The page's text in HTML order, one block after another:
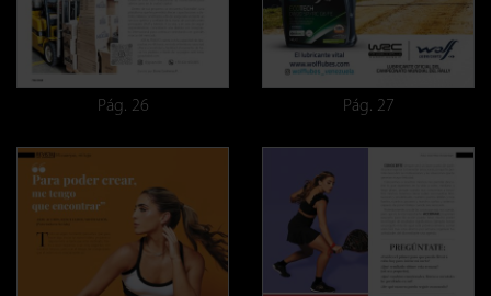
Pág. 26 Pág. 27